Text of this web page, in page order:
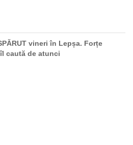
vineri în Lepșa. Forțe
caută de atunci